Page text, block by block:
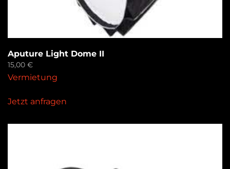
Aputure Light Dome II
15,00 €
Vermietung
Jetzt anfragen